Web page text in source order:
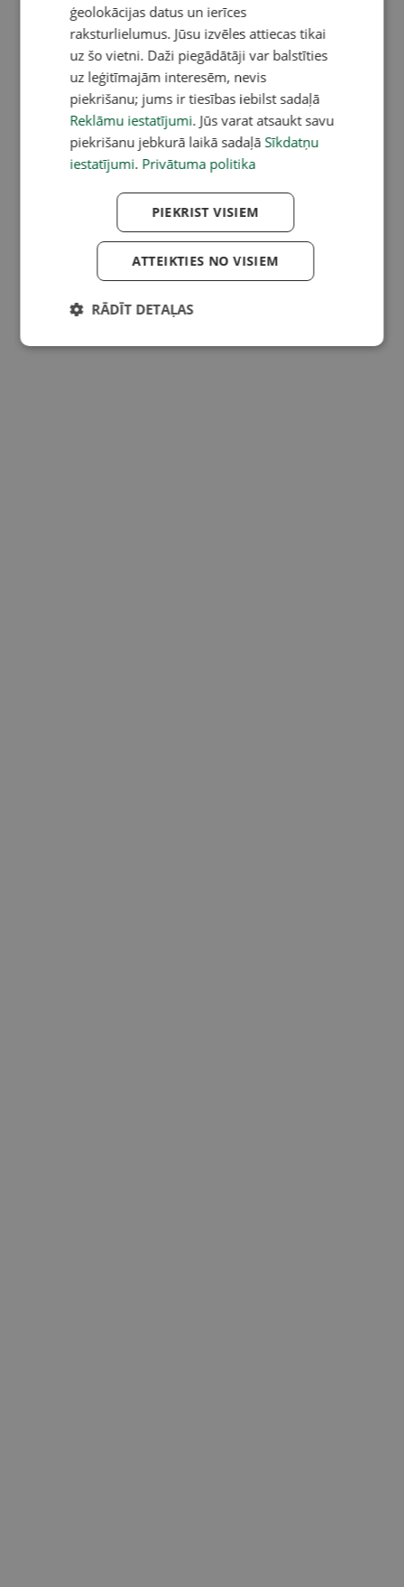
ģeolokācijas datus un ierīces
raksturlielumus. Jūsu izvēles attiecas tikai
uz šo vietni. Daži piegādātāji var balstīties
uz leģitīmajām interesēm, nevis
piekrišanu; jums ir tiesības iebilst sadaļā
Reklāmu iestatījumi. Jūs varat atsaukt savu
piekrišanu jebkurā laikā sadaļā Sīkdatņu
iestatījumi. Privātuma politika
PIEKRIST VISIEM
ATTEIKTIES NO VISIEM
RĀDĪT DETAĻAS